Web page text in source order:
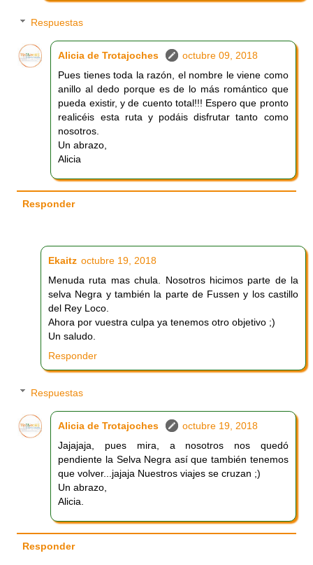
Respuestas
Alicia de Trotajoches
octubre 09, 2018
Pues tienes toda la razón, el nombre le viene como
anillo al dedo porque es de lo más romántico que
pueda existir, y de cuento total!!! Espero que pronto
realicéis esta ruta y podáis disfrutar tanto como
nosotros.
Un abrazo,
Alicia
Responder
Ekaitz octubre 19, 2018
Menuda ruta mas chula. Nosotros hicimos parte de la
selva Negra y también la parte de Fussen y los castillo
del Rey Loco.
Ahora por vuestra culpa ya tenemos otro objetivo ;)
Un saludo.
Responder
Respuestas
Alicia de Trotajoches
octubre 19, 2018
Jajajaja, pues mira, a nosotros nos quedó
pendiente la Selva Negra así que también tenemos
que volver...jajaja Nuestros viajes se cruzan ;)
Un abrazo,
Alicia.
Responder